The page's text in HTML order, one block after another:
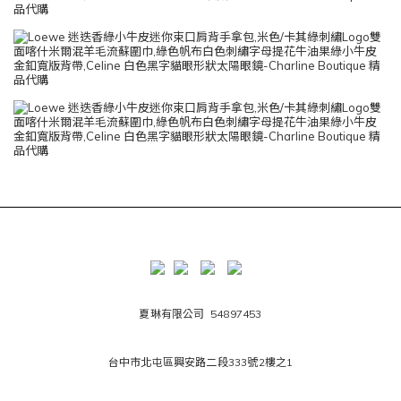
夏琳有限公司 54897453
台中市北屯區興安路二段333號2樓之1